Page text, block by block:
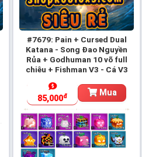
#7679: Pain + Cursed Dual
Katana - Song Đao Nguyền
Rủa + Godhuman 10 võ full
chiêu + Fishman V3 - Cá V3
85,000đ Mua